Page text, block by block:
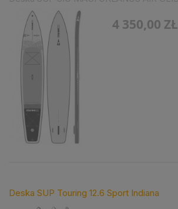
4 350,00 ZŁ
Deska SUP Touring 12.6 Sport Indiana